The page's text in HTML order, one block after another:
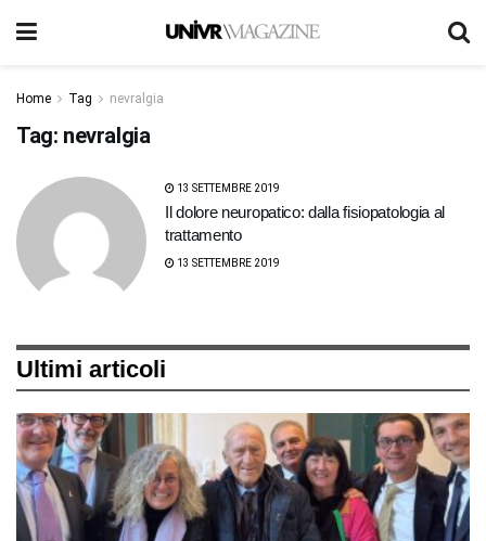
Home Tag nevralgia
Tag: nevralgia
13 SETTEMBRE 2019
Il dolore neuropatico: dalla fisiopatologia al
trattamento
13 SETTEMBRE 2019
Ultimi articoli